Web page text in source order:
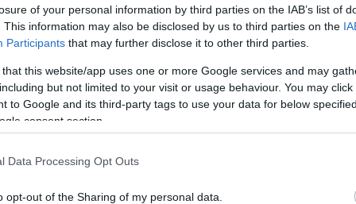
of your personal information by third parties on the IAB’s list of
This information may also be disclosed by us to third parties on the
Participants that may further disclose it to other third parties.
that this website/app uses one or more Google services and may
but not limited to your visit or usage behaviour. You may
to Google and its third-party tags to use your data for below
consent section.
Data Processing Opt Outs
opt-out of the Sharing of my personal data.
η αίσθηση του μυστηρίου της σχέσης μας με το
η σχέση αυτή και η συνακόλουθη προοπτική της
η Θεολογία με τρόπο επιστημονικό. Είναι
γνώση βρίσκεται συνεχώς μπροστά στο
να εξαντλήσει την Αλήθεια. Ο Θεός άλλοτε σα να
ο μόχθος της Θεολογίας μας έχει χαριστεί σε
τους κειμένων, υποδειγμάτων ανθρωπίνου λόγου
επίσης, οι σπουδές τους να είναι γόνιμες και
«Μη διστάσετε να αμφισβητήσετε, να ψάξετε την